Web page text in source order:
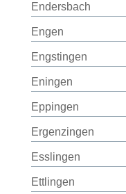
Endersbach
Engen
Engstingen
Eningen
Eppingen
Ergenzingen
Esslingen
Ettlingen